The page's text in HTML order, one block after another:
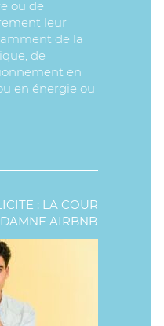
ou de
leur
de la
de
en
en énergie ou
: LA COUR
AIRBNB